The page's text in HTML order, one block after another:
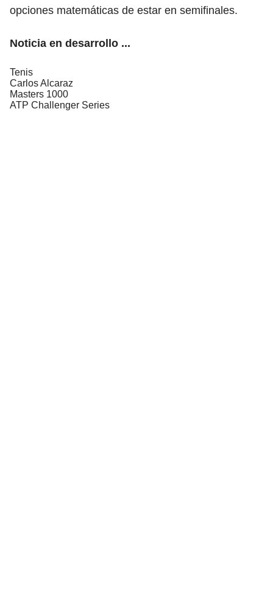
opciones matemáticas de estar en semifinales.
Noticia en desarrollo ...
Tenis
Carlos Alcaraz
Masters 1000
ATP Challenger Series